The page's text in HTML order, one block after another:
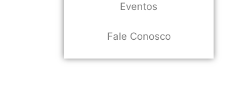
Eventos
Fale Conosco